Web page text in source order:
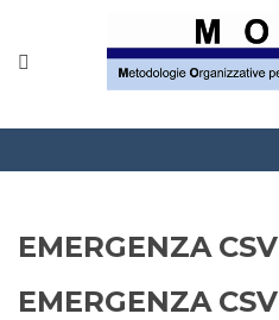
EMERGENZA CSV
EMERGENZA CSV